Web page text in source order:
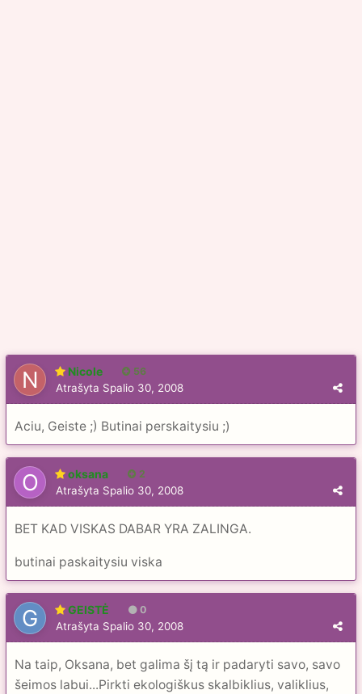
Nicole 56
Atrašyta Spalio 30, 2008
Aciu, Geiste ;) Butinai perskaitysiu ;)
oksana 2
Atrašyta Spalio 30, 2008
BET KAD VISKAS DABAR YRA ZALINGA.
butinai paskaitysiu viska
GEISTĖ 0
Atrašyta Spalio 30, 2008
Na taip, Oksana, bet galima šį tą ir padaryti savo, savo
šeimos labui...Pirkti ekologiškus skalbiklius, valiklius,